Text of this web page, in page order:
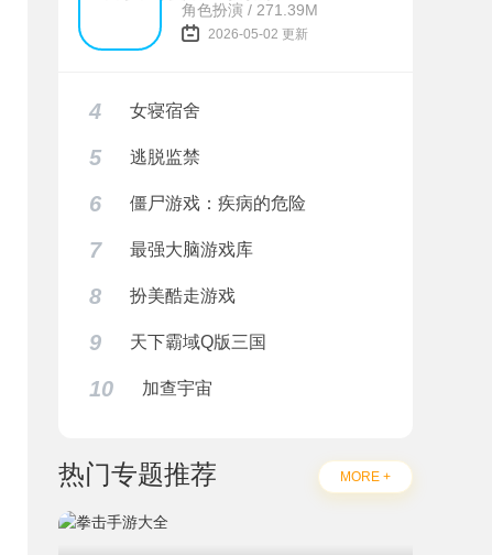
角色扮演 / 271.39M
2026-05-02 更新
4 女寝宿舍
5 逃脱监禁
6 僵尸游戏：疾病的危险
7 最强大脑游戏库
8 扮美酷走游戏
9 天下霸域Q版三国
10 加查宇宙
热门专题推荐 MORE +